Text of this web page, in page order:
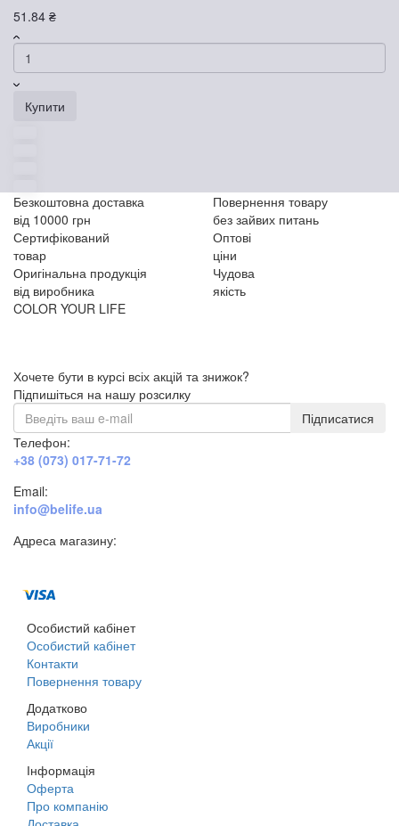
51.84 ₴
Купити
Безкоштовна доставка
від 10000 грн
Повернення товару
без зайвих питань
Сертифікований
товар
Оптові
ціни
Оригінальна продукція
від виробника
Чудова
якість
COLOR YOUR LIFE
Хочете бути в курсі всіх акцій та знижок?
Підпишіться на нашу розсилку
Підписатися
Телефон:
+38 (073) 017-71-72
Email:
info@belife.ua
Адреса магазину:
Особистий кабінет
Особистий кабінет
Контакти
Повернення товару
Додатково
Виробники
Акції
Інформація
Оферта
Про компанію